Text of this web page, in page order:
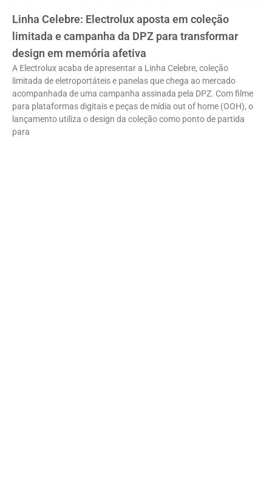
Linha Celebre: Electrolux aposta em coleção
limitada e campanha da DPZ para transformar
design em memória afetiva
A Electrolux acaba de apresentar a Linha Celebre, coleção
limitada de eletroportáteis e panelas que chega ao mercado
acompanhada de uma campanha assinada pela DPZ. Com filme
para plataformas digitais e peças de mídia out of home (OOH), o
lançamento utiliza o design da coleção como ponto de partida
para